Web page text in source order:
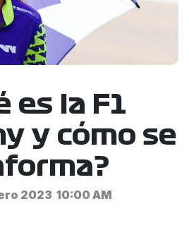
es la F1
y cómo se
2023 10:00 AM